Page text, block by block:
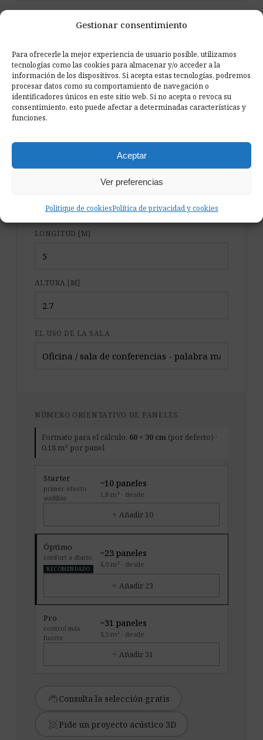
Gestionar consentimiento
Para ofrecerle la mejor experiencia de usuario posible, utilizamos
tecnologías como las cookies para almacenar y/o acceder a la
información de los dispositivos. Si acepta estas tecnologías, podremos
procesar datos como su comportamiento de navegación o
identificadores únicos en este sitio web. Si no acepta o revoca su
consentimiento, esto puede afectar a determinadas características y
funciones.
Aceptar
Ver preferencias
Politique de cookiesPolítica de privacidad y cookies
Las instrucciones de montaje llegan con cada pedido
ELECCIÓN DE LA CANTIDAD
¿Cuántos rectángulos de 60 × 30
cm necesitas?
Indica las medidas y el uso de la sala para obtener
LONGITUD [M]
ALTURA [M]
EL USO DE LA SALA
NÚMERO ORIENTATIVO DE PANELES
Formato para el cálculo: 60 × 30 cm (por defecto) ·
0,18 m² por panel
Starter
primer efecto
audible
~10 paneles
1,8 m² · desde
add Añadir 10
Óptimo
confort a diario
RECOMENDADO
~23 paneles
4,0 m² · desde
add Añadir 23
Pro
control más
fuerte
~31 paneles
5,5 m² · desde
add Añadir 31
support_agentConsulta la selección gratis
view_in_arPide un proyecto acústico 3D